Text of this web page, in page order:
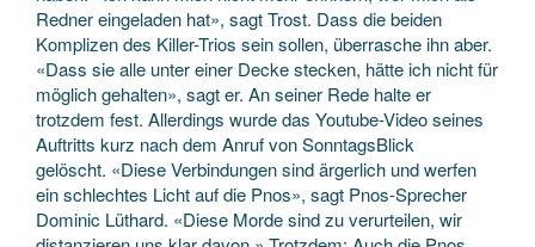
Redner eingeladen hat», sagt Trost. Dass die beiden
Komplizen des Killer-Trios sein sollen, überrasche ihn aber.
«Dass sie alle unter einer Decke stecken, hätte ich nicht für
möglich gehalten», sagt er. An seiner Rede halte er
trotzdem fest. Allerdings wurde das Youtube-Video seines
Auftritts kurz nach dem Anruf von SonntagsBlick
gelöscht. «Diese Verbindungen sind ärgerlich und werfen
ein schlechtes Licht auf die Pnos», sagt Pnos-Sprecher
Dominic Lüthard. «Diese Morde sind zu verurteilen, wir